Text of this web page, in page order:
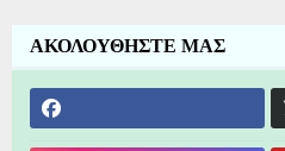
ΑΚΟΛΟΥΘΗΣΤΕ ΜΑΣ